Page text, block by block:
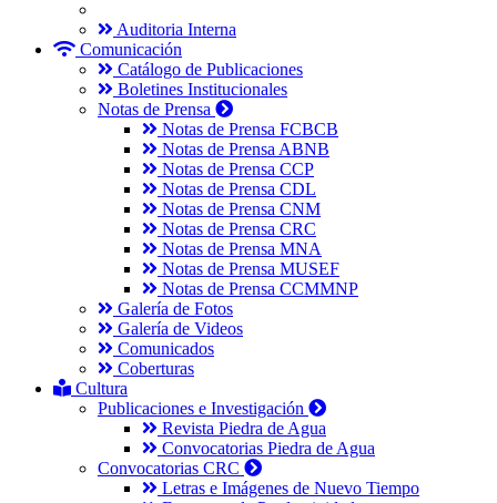
Auditoria Interna
Comunicación
Catálogo de Publicaciones
Boletines Institucionales
Notas de Prensa
Notas de Prensa FCBCB
Notas de Prensa ABNB
Notas de Prensa CCP
Notas de Prensa CDL
Notas de Prensa CNM
Notas de Prensa CRC
Notas de Prensa MNA
Notas de Prensa MUSEF
Notas de Prensa CCMMNP
Galería de Fotos
Galería de Videos
Comunicados
Coberturas
Cultura
Publicaciones e Investigación
Revista Piedra de Agua
Convocatorias Piedra de Agua
Convocatorias CRC
Letras e Imágenes de Nuevo Tiempo